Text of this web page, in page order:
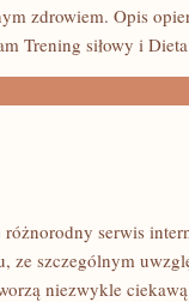
zdrowiem. Opis
Trening siłowy i
różnorodny serwis
ze szczególnym
niezwykle